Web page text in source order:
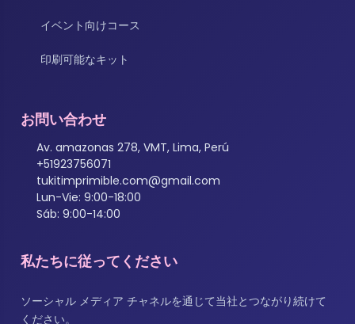
イベント向けコース
印刷可能なキット
お問い合わせ
Av. amazonas 278, VMT, Lima, Perú
+51923756071
tukitimprimible.com@gmail.com
Lun-Vie: 9:00-18:00
Sáb: 9:00-14:00
私たちに従ってください
ソーシャル メディア チャネルを通じて当社とつながり続けて
ください。